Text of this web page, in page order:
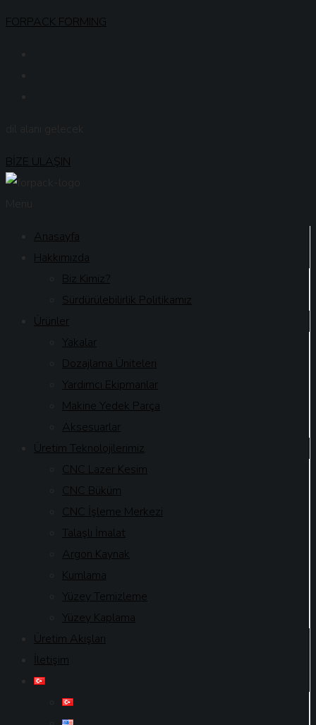
FORPACK FORMING
BİZE ULAŞIN
Anasayfa
Hakkımızda
Biz Kimiz?
Sürdürülebilirlik Politikamız
Ürünler
Yakalar
Dozajlama Üniteleri
Yardımcı Ekipmanlar
Makine Yedek Parça
Aksesuarlar
Üretim Teknolojilerimiz
CNC Lazer Kesim
CNC Büküm
CNC İşleme Merkezi
Talaşlı İmalat
Argon Kaynak
Kumlama
Yüzey Temizleme
Yüzey Kaplama
Üretim Akışları
İletişim